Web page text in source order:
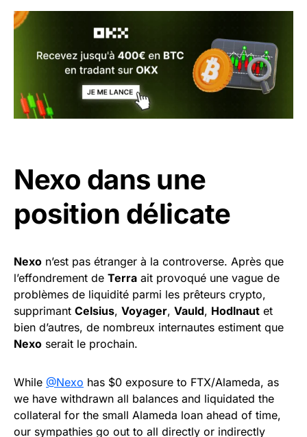
Nexo dans une
position délicate
Nexo n’est pas étranger à la controverse. Après que
l’effondrement de Terra ait provoqué une vague de
problèmes de liquidité parmi les prêteurs crypto,
supprimant Celsius, Voyager, Vauld, Hodlnaut et
bien d’autres, de nombreux internautes estiment que
Nexo serait le prochain.
While @Nexo has $0 exposure to FTX/Alameda, as
we have withdrawn all balances and liquidated the
collateral for the small Alameda loan ahead of time,
our sympathies go out to all directly or indirectly